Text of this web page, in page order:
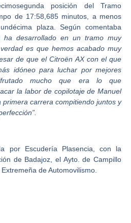
posición del Tramo
de 17:58,685 minutos, a menos
plaza. Según comentaba
ha desarrollado enun tramo muy
es que hemos acabado muy
de que el Citroën AX con el que
idóneo para luchar por mejores
mucho que era lo que
la labor de copilotaje de Manuel
carrera compitiendo juntos y
por Escudería Plasencia, con la
de Badajoz, el Ayto. de Campillo
de Automovilismo.